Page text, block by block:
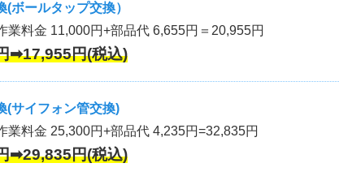
ボールタップ交換）
業料金 11,000円+部品代 6,655円＝20,955円
➡17,955円(税込)
(サイフォン管交換)
業料金 25,300円+部品代 4,235円=32,835円
➡29,835円(税込)